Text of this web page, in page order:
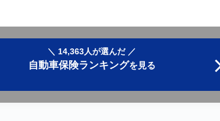
＼ 14,363人が選んだ ／
自動車保険ランキングを見る